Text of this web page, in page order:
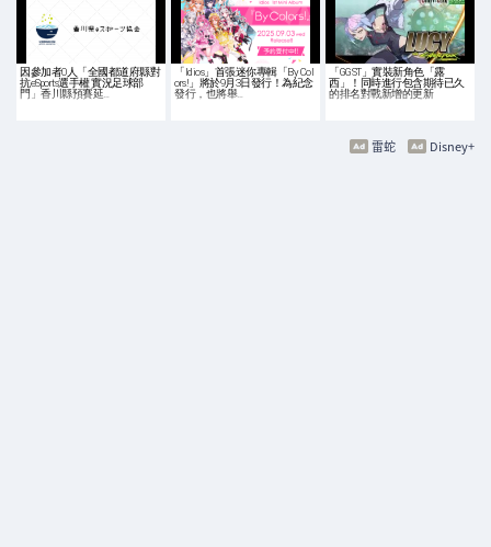
因參加者0人「全國都道府縣對
抗eSports選手權 實況足球部
門」香川縣預賽延…
「Idios」首張迷你專輯「By Col
ors!」將於9月3日發行！為紀念
發行，也將舉…
「GGST」實裝新角色「露
西」！同時進行包含期待已久
的排名對戰新增的更新
Disney+
雷蛇